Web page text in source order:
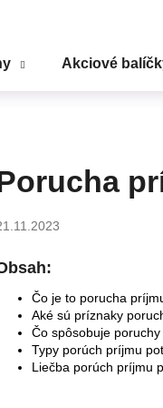
Akciové
Čo je to porucha
Aké sú príznaky
Čo spôsobuje
Typy porúch príjmu
Liečba porúch príjmu
Čo